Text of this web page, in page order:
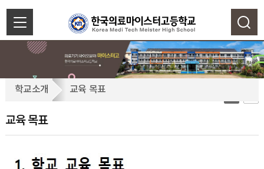
닫
기
목
학교소개 교육 목표
교육 목표